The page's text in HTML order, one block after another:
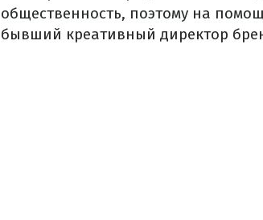
общественность, поэтому на
бывший креативный директор